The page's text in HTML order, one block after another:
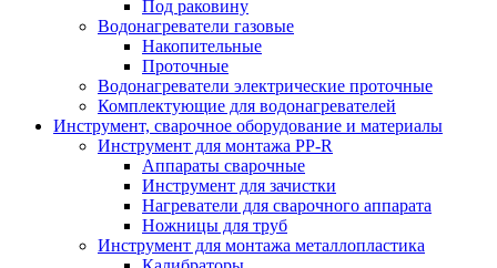
Под раковину
Водонагреватели газовые
Накопительные
Проточные
Водонагреватели электрические проточные
Комплектующие для водонагревателей
Инструмент, сварочное оборудование и материалы
Инструмент для монтажа PP-R
Аппараты сварочные
Инструмент для зачистки
Нагреватели для сварочного аппарата
Ножницы для труб
Инструмент для монтажа металлопластика